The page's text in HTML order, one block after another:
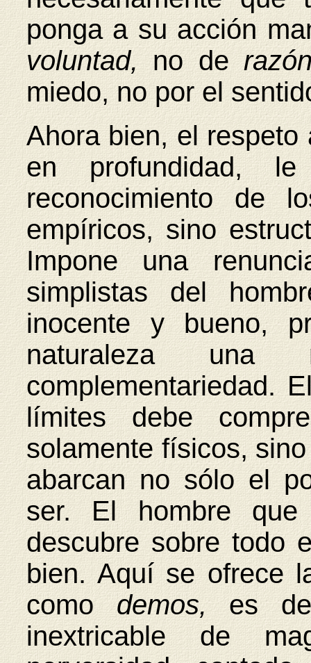
ponga a su acción
voluntad, no de
miedo, no por el
Ahora bien, el
en profundidad,
reconocimiento de
empíricos, sino
Impone una
simplistas del
inocente y bueno,
naturaleza una
complementariedad.
límites debe
solamente físicos,
abarcan no sólo el
ser. El hombre
descubre sobre todo
bien. Aquí se ofrece
comodemos,es
inextricable de